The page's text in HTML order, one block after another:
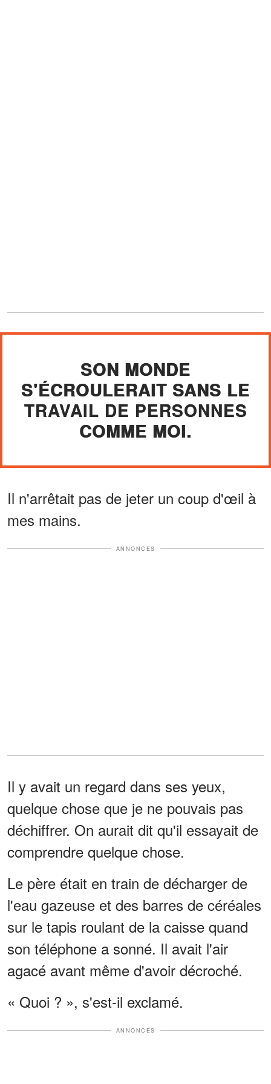
SON MONDE
S'ÉCROULERAIT SANS LE
TRAVAIL DE PERSONNES
COMME MOI.
Il n'arrêtait pas de jeter un coup d'œil à
mes mains.
ANNONCES
Il y avait un regard dans ses yeux,
quelque chose que je ne pouvais pas
déchiffrer. On aurait dit qu'il essayait de
comprendre quelque chose.
Le père était en train de décharger de
l'eau gazeuse et des barres de céréales
sur le tapis roulant de la caisse quand
son téléphone a sonné. Il avait l'air
agacé avant même d'avoir décroché.
« Quoi ? », s'est-il exclamé.
ANNONCES